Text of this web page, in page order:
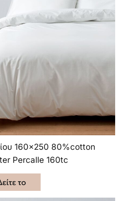
160×250 80%cotton
Percalle 160tc
το